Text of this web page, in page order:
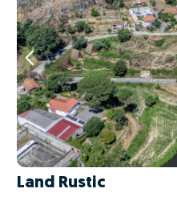
Land Rustic